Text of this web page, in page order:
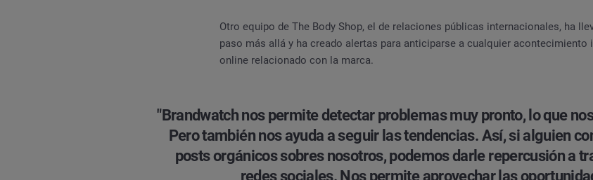
Otro equipo de The Body Shop, el de relaciones públicas internacionales, ha
paso más allá y ha creado alertas para anticiparse a cualquier acontecimiento
online relacionado con la marca.
"Brandwatch nos permite detectar problemas muy pronto, lo que
Pero también nos ayuda a seguir las tendencias. Así, si alguien
posts orgánicos sobres nosotros, podemos darle repercusión a
redes sociales. Nos permite aprovechar las